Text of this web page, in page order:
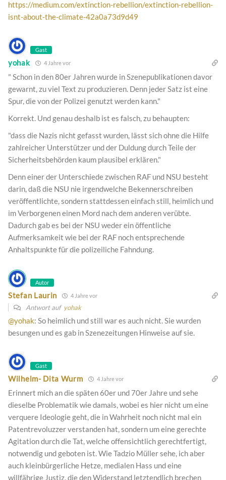
https://medium.com/extinction-rebellion/extinction-rebellion-
isnt-about-the-climate-42a0a73d9d49
Gast
yohak 4 Jahre vor
" Schon in den 80er Jahren wurde in Szenepublikationen davor
gewarnt, zu viel Text zu produzieren. Denn jeder Satz ist eine
Spur, die von der Polizei genutzt werden kann."
Korrekt. Und genau deshalb ist es falsch, zu behaupten:
"dass die Nazis nicht gefasst wurden, lässt sich ohne die Hilfe
zahlreicher Unterstützer und der Duldung durch Teile der
Sicherheitsbehörden kaum plausibel erklären."
Denn einer der Unterschiede zwischen RAF und NSU besteht
darin, daß die NSU nie irgendwelche Bekennerschreiben
veröffentlichte, sondern stattdessen einfach still, heimlich und
im Verborgenen einen Mord nach dem anderen verübte.
Dadurch gab es bei der NSU weder ein öffentliche
Aufmerksamkeit wie bei der RAF noch entsprechende
Anhaltspunkte für die polizeiliche Fahndung.
Autor
Stefan Laurin 4 Jahre vor
Antwort auf yohak
@yohak: So heimlich und still war es auch nicht. Sie wurden
besungen und es gab in Szenezeitungen Hinweise auf sie.
Gast
Wilhelm- Dita Wurm 4 Jahre vor
Erinnert mich an die späten 60er und 70er Jahre und sehe
dieselbe Problematik wie damals, wobei es hier nicht um eine
verquere Ideologie geht, die in Wahrheit noch nicht mal ein
Patentrevoluzzer verstanden hat, sondern um eine gerechte
Agitation durch die Tat, welche offensichtlich gerechtfertigt,
notwendig und geboten ist. Wie Tadzio Müller sehe, ich aber
auch kleinbürgerliche Hetze, medialen Hass und eine
willfährige Justiz, die den Widerstand letztendlich brechen